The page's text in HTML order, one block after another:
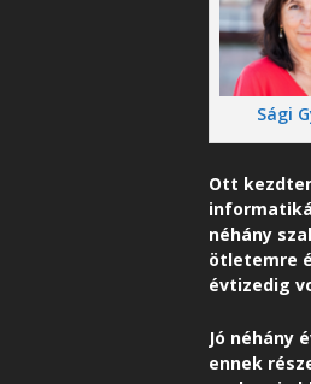
Sági
Ott
néhány
ötletemre
évtizedig
Jó néhány
ennek